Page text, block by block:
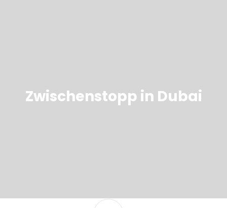
Zwischenstopp in Dubai